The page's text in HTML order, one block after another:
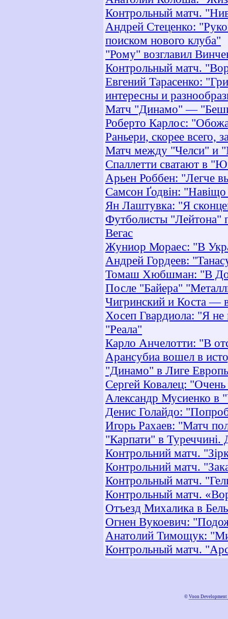
Контрольный матч.
Андрей Стеценко:
поиском нового клуба"
"Рому" возглавил
Контрольный матч.
Евгений Тарасенко:
интересны и
Матч "Динамо" —
Роберто Карлос:
Раньери, скорее всего,
Матч между "Челси" и
Спаллетти сватают в
Арьен Роббен: "Легче
Самсон Ґодвін: "Навіщо
Ян Лаштувка: "Я
Футболисты "Лейтона"
Вегас
Жуниор Мораес: "В
Андрей Гордеев:
Томаш Хюбшман: "В
После "Байера"
Чигринский и Коста —
Хосеп Гвардиола: "Я
"Реала"
Карло Анчелотти: "В
Арансубиа вошел в
"Динамо" в Лиге
Сергей Ковалец:
Александр Мусиенко в
Денис Голайдо:
Игорь Рахаев: "Матч
"Карпати" в Туреччині.
Контрольний матч.
Контрольний матч.
Контрольный матч.
Контрольный матч.
Отъезд Михалика в
Огнен Вукоевич:
Анатолий Тимощук:
Контрольный матч.
© Voon Development